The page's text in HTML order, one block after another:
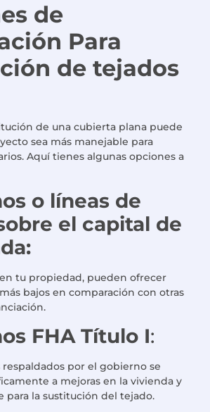
de
Para
de tejados
de una cubierta plana puede
sea más manejable para
Aquí tienes algunas opciones a
o líneas de
el capital de
tu propiedad, pueden ofrecer
bajos en comparación con otras
FHA Título I:
respaldados por el gobierno se
a mejoras en la vivienda y
para la sustitución del tejado.